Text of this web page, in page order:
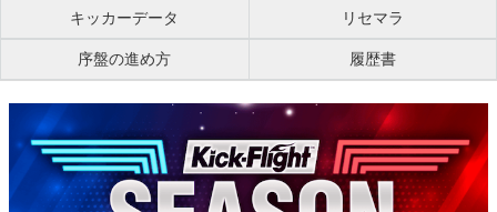
キッカーデータ リセマラ
序盤の進め方 履歴書